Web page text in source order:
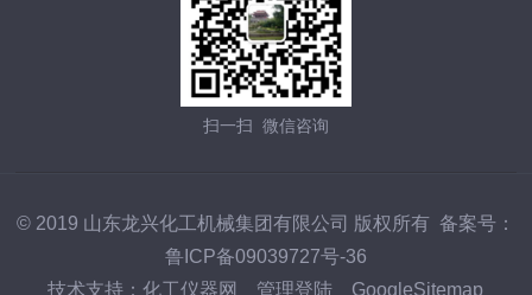
扫一扫 微信咨询
© 2019 山东龙兴化工机械集团有限公司 版权所有 备案号：
鲁ICP备09039727号-36
技术支持：化工仪器网 管理登陆 GoogleSitemap